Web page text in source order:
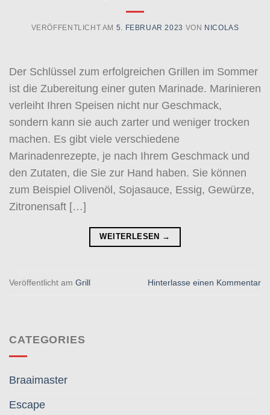
VERÖFFENTLICHT AM 5. FEBRUAR 2023 VON NICOLAS
Der Schlüssel zum erfolgreichen Grillen im Sommer
ist die Zubereitung einer guten Marinade. Marinieren
verleiht Ihren Speisen nicht nur Geschmack,
sondern kann sie auch zarter und weniger trocken
machen. Es gibt viele verschiedene
Marinadenrezepte, je nach Ihrem Geschmack und
den Zutaten, die Sie zur Hand haben. Sie können
zum Beispiel Olivenöl, Sojasauce, Essig, Gewürze,
Zitronensaft […]
WEITERLESEN →
Veröffentlicht am Grill Hinterlasse einen Kommentar
CATEGORIES
Braaimaster
Escape